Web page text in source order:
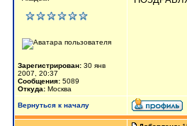
Зарегистрирован: 30 янв
2007, 20:37
Сообщения: 5089
Откуда: Москва
Вернуться к началу